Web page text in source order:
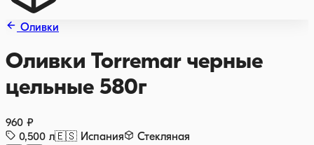
Оливки
Оливки Torremar черные
цельные 580г
960 ₽
0,500 л🇪🇸 Испания Стекляная